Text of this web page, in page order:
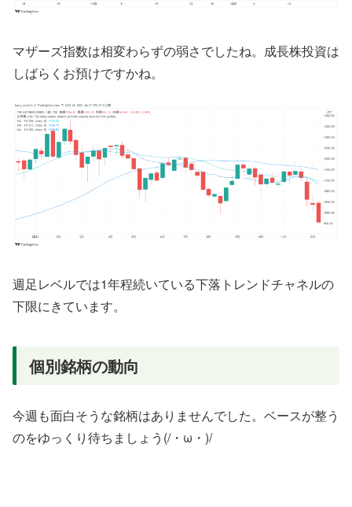
マザーズ指数は相変わらずの弱さでしたね。成長株投資は
しばらくお預けですかね。
週足レベルでは1年程続いている下落トレンドチャネルの
下限にきています。
個別銘柄の動向
今週も面白そうな銘柄はありませんでした。ベースが整う
のをゆっくり待ちましょう(/・ω・)/